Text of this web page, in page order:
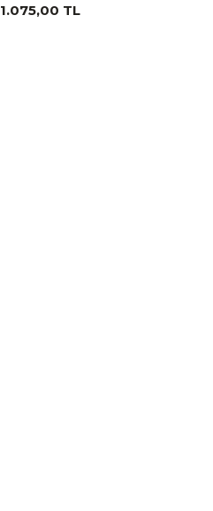
1.075,00 TL